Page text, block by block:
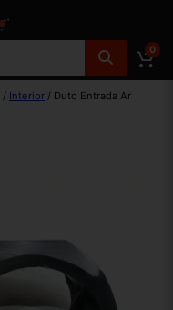
0
/ Interior / Duto Entrada Ar